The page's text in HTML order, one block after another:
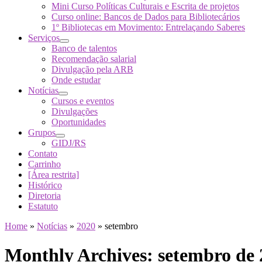
Mini Curso Políticas Culturais e Escrita de projetos
Curso online: Bancos de Dados para Bibliotecários
1º Bibliotecas em Movimento: Entrelaçando Saberes
Serviços
Banco de talentos
Recomendação salarial
Divulgação pela ARB
Onde estudar
Notícias
Cursos e eventos
Divulgações
Oportunidades
Grupos
GIDJ/RS
Contato
Carrinho
[Área restrita]
Histórico
Diretoria
Estatuto
Home » Notícias » 2020 » setembro
Monthly Archives: setembro de